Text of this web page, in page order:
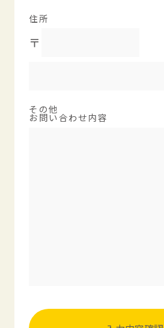
住所
その他
お問い合わせ内容